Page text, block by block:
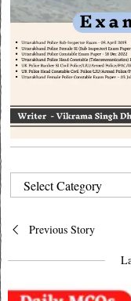
CATEGORIES
Post
navigation
Previous Story